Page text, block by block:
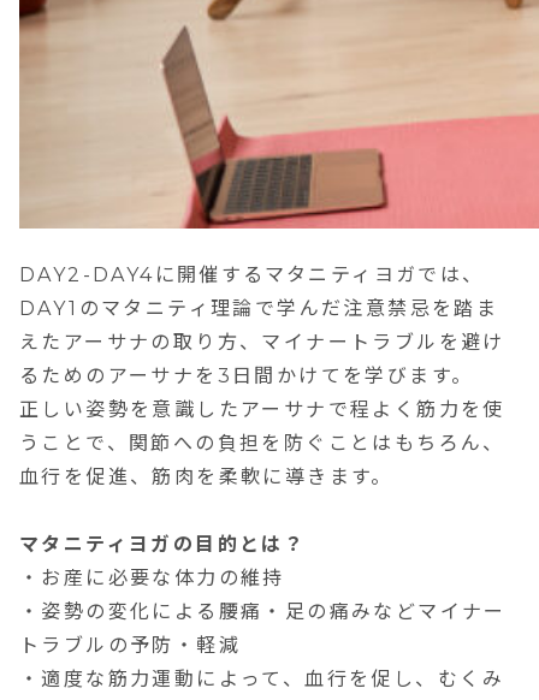
DAY2-DAY4に開催するマタニティヨガでは、
DAY1のマタニティ理論で学んだ注意禁忌を踏ま
えたアーサナの取り方、マイナートラブルを避け
るためのアーサナを3日間かけてを学びます。
正しい姿勢を意識したアーサナで程よく筋力を使
うことで、関節への負担を防ぐことはもちろん、
血行を促進、筋肉を柔軟に導きます。
マタニティヨガの目的とは？
・お産に必要な体力の維持
・姿勢の変化による腰痛・足の痛みなどマイナー
トラブルの予防・軽減
・適度な筋力運動によって、血行を促し、むくみ